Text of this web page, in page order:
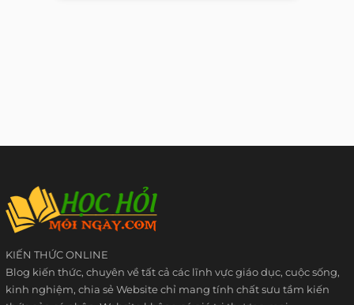
KIẾN THỨC ONLINE
Blog kiến thức, chuyên về tất cả các lĩnh vực giáo dục, cuộc sống,
kinh nghiệm, chia sẻ Website chỉ mang tính chất sưu tầm kiến